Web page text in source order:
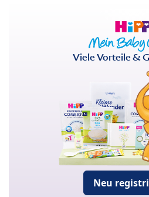
Viele Vorteile &
Neu